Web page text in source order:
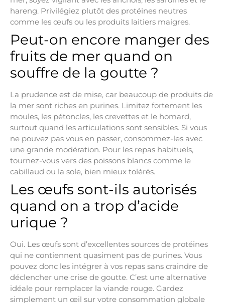
hareng. Privilégiez plutôt des protéines neutres
comme les œufs ou les produits laitiers maigres.
Peut-on encore manger des
fruits de mer quand on
souffre de la goutte ?
La prudence est de mise, car beaucoup de produits de
la mer sont riches en purines. Limitez fortement les
moules, les pétoncles, les crevettes et le homard,
surtout quand les articulations sont sensibles. Si vous
ne pouvez pas vous en passer, consommez-les avec
une grande modération. Pour les repas habituels,
tournez-vous vers des poissons blancs comme le
cabillaud ou la sole, bien mieux tolérés.
Les œufs sont-ils autorisés
quand on a trop d’acide
urique ?
Oui. Les œufs sont d’excellentes sources de protéines
qui ne contiennent quasiment pas de purines. Vous
pouvez donc les intégrer à vos repas sans craindre de
déclencher une crise de goutte. C’est une alternative
idéale pour remplacer la viande rouge. Gardez
simplement un œil sur votre consommation globale